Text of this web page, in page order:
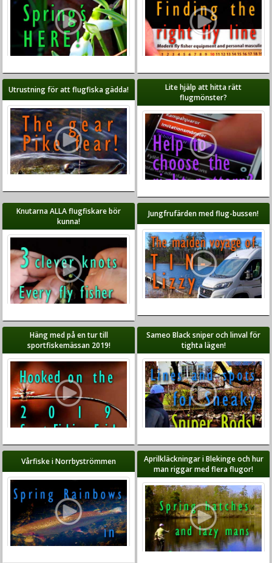
Utrustning för att flugfiska gädda!
Lite hjälp att hitta rätt
flugmönster?
Knutarna ALLA flugfiskare bör
kunna!
Jungfrufärden med flug-bussen!
Häng med på en tur till
sportfiskemässan 2019!
Sameo Black sniper och linval för
tighta lägen!
Vårfiske i Norrbyströmmen
Aprilkläckningar i Blekinge och hur
man riggar med flera flugor!